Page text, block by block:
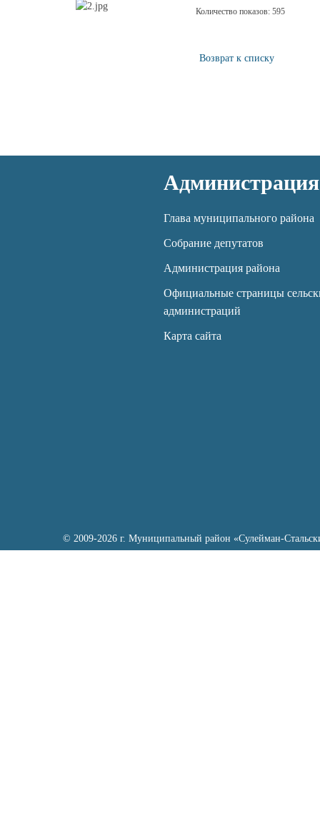
Количество показов: 595
Возврат к списку
Администрация
Глава муниципального района
Собрание депутатов
Администрация района
Официальные страницы
администраций
Карта сайта
© 2009-2026 г. Муниципальный район «Сулейман-